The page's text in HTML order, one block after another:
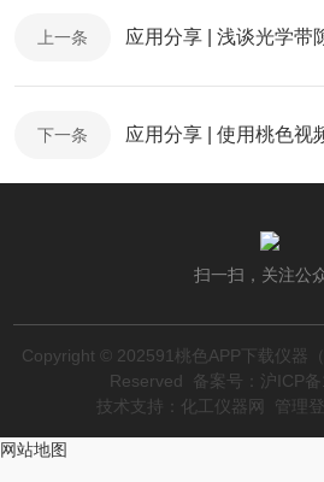
上一条 应用分享 | 浅谈光学带
下一条
扫一扫，关注公
Copyright © 202591桃色APP下载仪器
Reserved
备案号：沪
技术支持： 化工仪器网 管理
网站地图